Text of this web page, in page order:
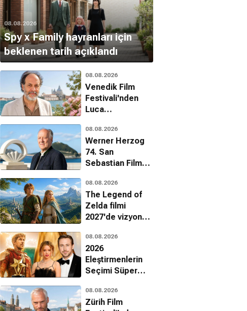
08.08.2026
Spy x Family hayranları için
beklenen tarih açıklandı
08.08.2026
Venedik Film
Festivali'nden
Luca
onur ödülü
08.08.2026
Werner Herzog
74. San
Sebastian Film
ödülü alacak
08.08.2026
The Legend of
Zelda filmi
2027'de vizyona
08.08.2026
2026
Eleştirmenlerin
Seçimi Süper
sahiplerini buldu
08.08.2026
Zürih Film